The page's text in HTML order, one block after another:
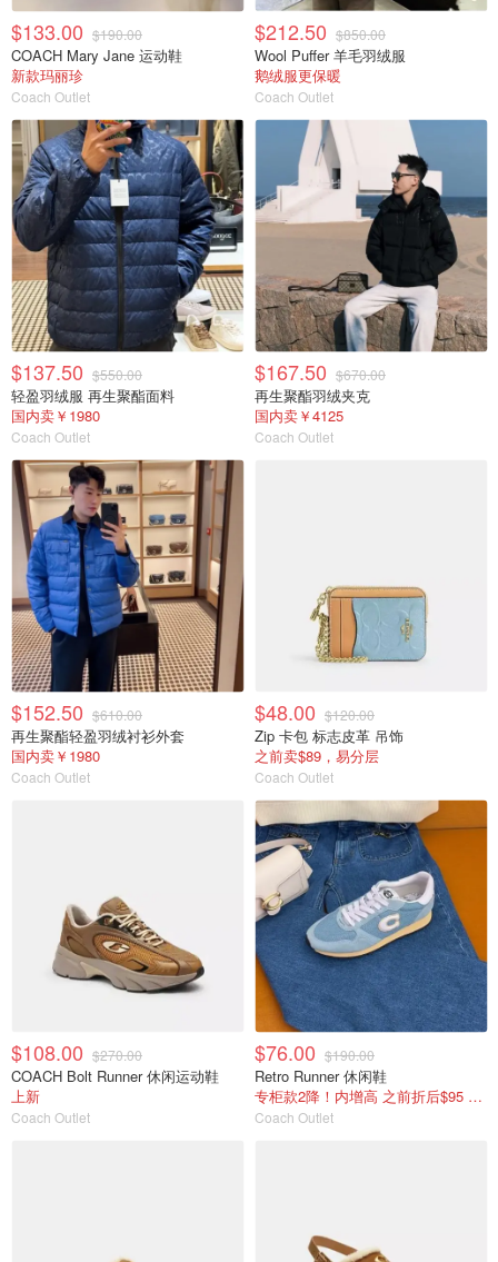
$133.00 $190.00
COACH Mary Jane 运动鞋
新款玛丽珍
Coach Outlet
$212.50 $850.00
Wool Puffer 羊毛羽绒服
鹅绒服更保暖
Coach Outlet
$137.50 $550.00
轻盈羽绒服 再生聚酯面料
国内卖￥1980
Coach Outlet
$167.50 $670.00
再生聚酯羽绒夹克
国内卖￥4125
Coach Outlet
$152.50 $610.00
再生聚酯轻盈羽绒衬衫外套
国内卖￥1980
Coach Outlet
$48.00 $120.00
Zip 卡包 标志皮革 吊饰
之前卖$89，易分层
Coach Outlet
$108.00 $270.00
COACH Bolt Runner 休闲运动鞋
上新
Coach Outlet
$76.00 $190.00
Retro Runner 休闲鞋
专柜款2降！内增高 之前折后$95 国内￥1350
Coach Outlet